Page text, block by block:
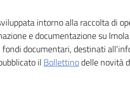
intorno alla raccolta di
e documentazione su
documentari, destinati
il Bollettinodelle novità